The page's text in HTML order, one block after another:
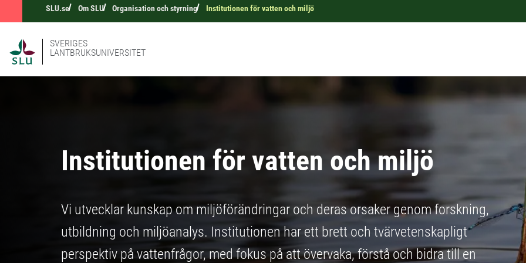
SLU.se Om SLU Organisation och styrning Institutionen för vatten och miljö
SVERIGES
LANTBRUKSUNIVERSITET
Institutionen för vatten och miljö
Vi utvecklar kunskap om miljöförändringar och deras orsaker genom forskning,
utbildning och miljöanalys. Institutionen har ett brett och tvärvetenskapligt
perspektiv på vattenfrågor, med fokus på att övervaka, förstå och bidra till en